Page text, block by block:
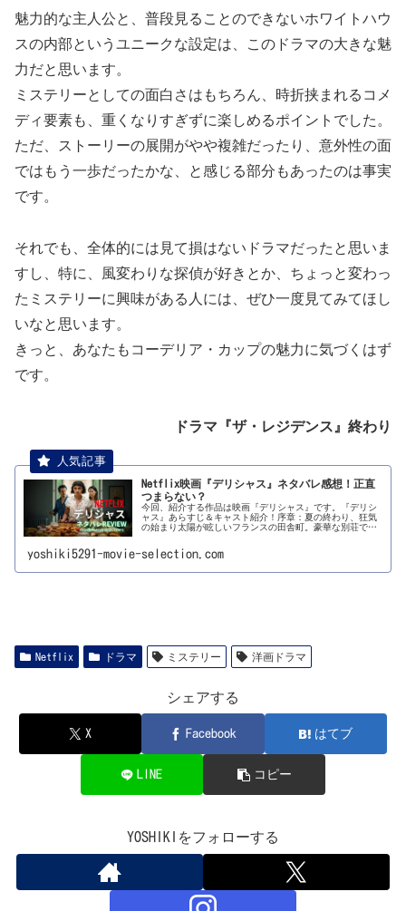
魅力的な主人公と、普段見ることのできないホワイトハウ
スの内部というユニークな設定は、このドラマの大きな魅
力だと思います。
ミステリーとしての面白さはもちろん、時折挟まれるコメ
ディ要素も、重くなりすぎずに楽しめるポイントでした。
ただ、ストーリーの展開がやや複雑だったり、意外性の面
ではもう一歩だったかな、と感じる部分もあったのは事実
です。
それでも、全体的には見て損はないドラマだったと思いま
すし、特に、風変わりな探偵が好きとか、ちょっと変わっ
たミステリーに興味がある人には、ぜひ一度見てみてほし
いなと思います。
きっと、あなたもコーデリア・カップの魅力に気づくはず
です。
ドラマ『ザ・レジデンス』終わり
Netflix映画『デリシャス』ネタバレ感想！正直
つまらない？
今回、紹介する作品は映画『デリシャス』です。『デリシ
ャス』あらすじ＆キャスト紹介！序章：夏の終わり、狂気
の始まり太陽が眩しいフランスの田舎町。豪華な別荘で夏
家族に見えた。しかし、それは表向...
yoshiki5291-movie-selection.com
Netflix ドラマ ミステリー 洋画ドラマ
シェアする
X Facebook はてブ
LINE コピー
YOSHIKIをフォローする